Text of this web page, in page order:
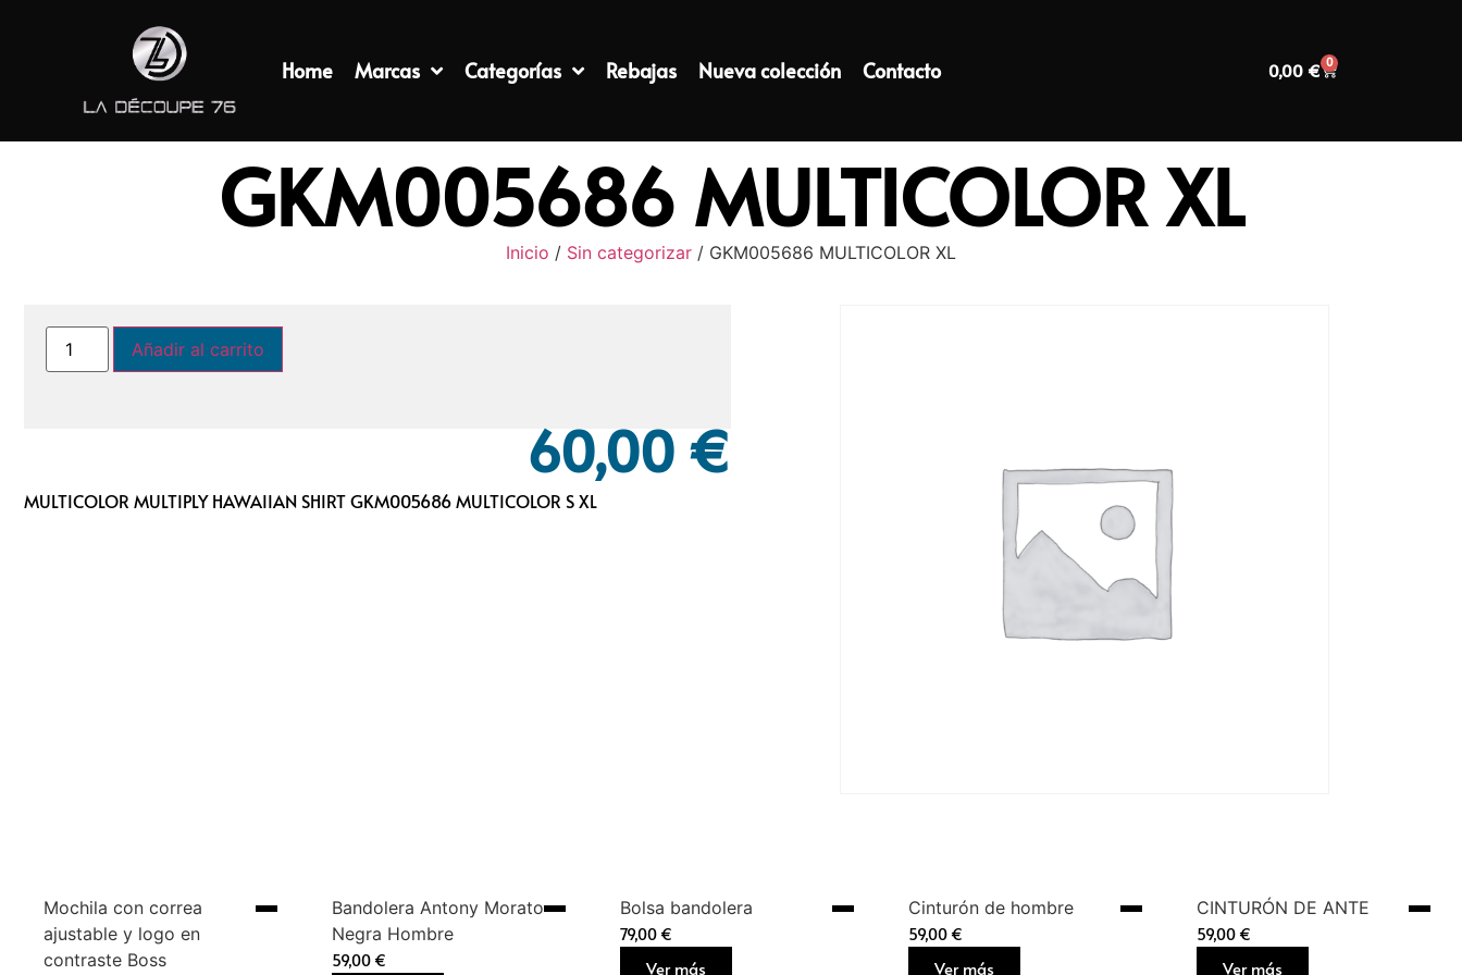
Home Marcas Categorías Rebajas Nueva colección Contacto 0,00 € 0
GKM005686 MULTICOLOR XL
Inicio / Sin categorizar / GKM005686 MULTICOLOR XL
Añadir al carrito
60,00 €
MULTICOLOR MULTIPLY HAWAIIAN SHIRT GKM005686 MULTICOLOR S XL
Mochila con correa
ajustable y logo en
contraste Boss
Bandolera Antony Morato
Negra Hombre
59,00 €
Bolsa bandolera
79,00 €
Ver más
Cinturón de hombre
59,00 €
Ver más
CINTURÓN DE ANTE
59,00 €
Ver más